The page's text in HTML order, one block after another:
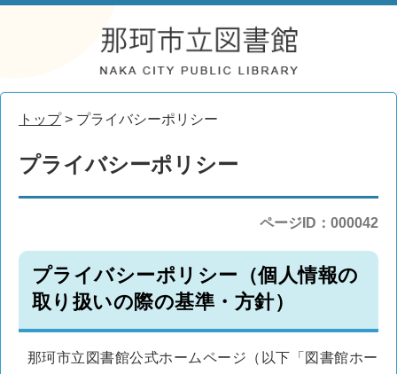
トップ> プライバシーポリシー
プライバシーポリシー
ページID：000042
プライバシーポリシー（個人情報の
取り扱いの際の基準・方針）
那珂市立図書館公式ホームページ（以下「図書館ホー